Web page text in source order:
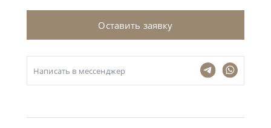
Оставить заявку
Написать в мессенджер